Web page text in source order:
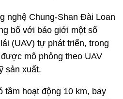
nghệ Chung-Shan Đài Loan
bố với báo giới một số
(UAV) tự phát triển, trong
mô phỏng theo UAV
sản xuất.
tầm hoạt động 10 km, bay